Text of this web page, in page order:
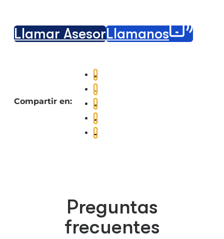
Llamar AsesorLlámanos
Compartir en:
Preguntas
frecuentes